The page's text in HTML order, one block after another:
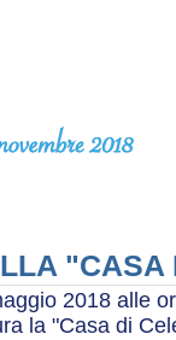
2018 alle
la "Casa di